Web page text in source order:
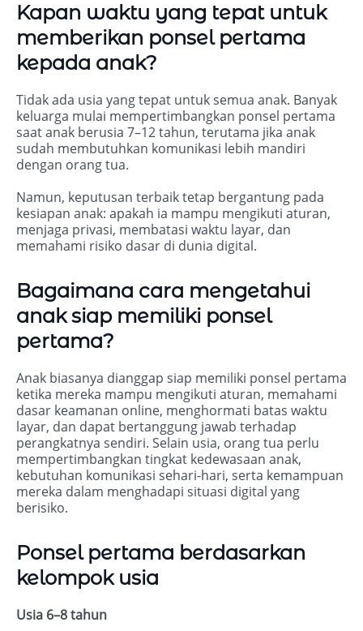
Kapan waktu yang tepat untuk
memberikan ponsel pertama
kepada anak?
Tidak ada usia yang tepat untuk semua anak. Banyak
keluarga mulai mempertimbangkan ponsel pertama
saat anak berusia 7–12 tahun, terutama jika anak
sudah membutuhkan komunikasi lebih mandiri
dengan orang tua.
Namun, keputusan terbaik tetap bergantung pada
kesiapan anak: apakah ia mampu mengikuti aturan,
menjaga privasi, membatasi waktu layar, dan
memahami risiko dasar di dunia digital.
Bagaimana cara mengetahui
anak siap memiliki ponsel
pertama?
Anak biasanya dianggap siap memiliki ponsel pertama
ketika mereka mampu mengikuti aturan, memahami
dasar keamanan online, menghormati batas waktu
layar, dan dapat bertanggung jawab terhadap
perangkatnya sendiri. Selain usia, orang tua perlu
mempertimbangkan tingkat kedewasaan anak,
kebutuhan komunikasi sehari-hari, serta kemampuan
mereka dalam menghadapi situasi digital yang
berisiko.
Ponsel pertama berdasarkan
kelompok usia
Usia 6–8 tahun